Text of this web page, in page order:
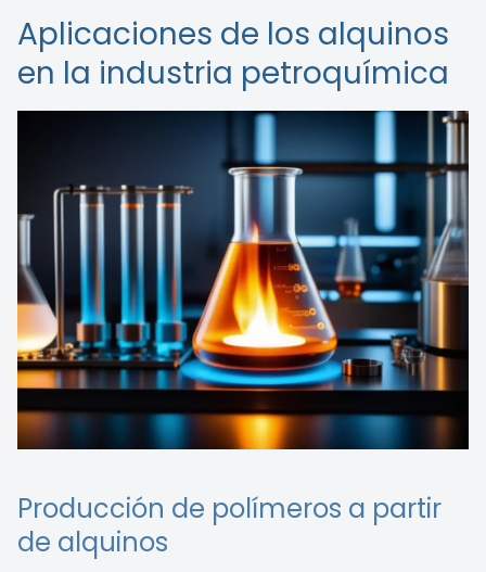
Aplicaciones de los alquinos
en la industria petroquímica
Producción de polímeros a partir
de alquinos